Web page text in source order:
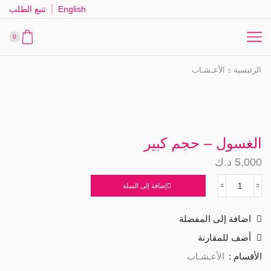
English تتبع الطلب
0
الرئيسية الأعـشـاب
الغسول – حجم كبير
5,000 د.ك
كمية
حجم
إضافة إلى السلة
اضافة إلى المفضلة
أضف للمقارنة
الأقسام :
الأعـشـاب